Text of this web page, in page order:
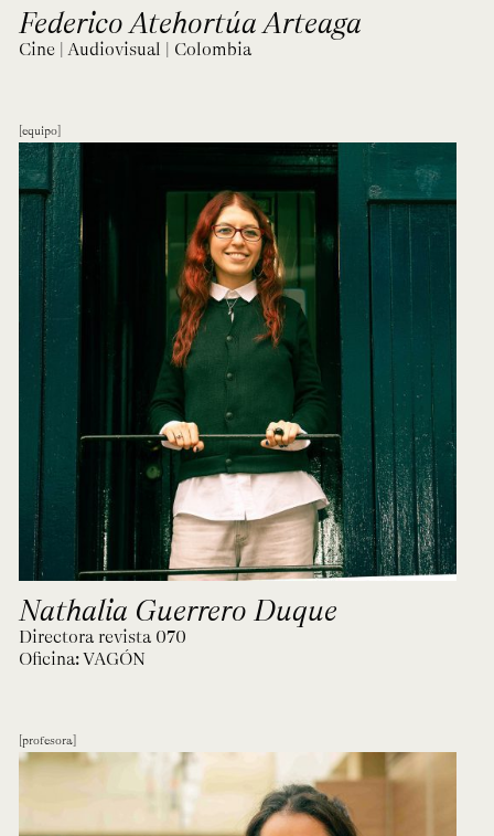
Federico Atehortúa Arteaga
Cine | Audiovisual | Colombia
equipo
Nathalia Guerrero Duque
Directora revista 070
Oficina:VAGÓN
profesora